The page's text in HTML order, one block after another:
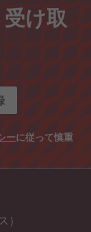
け取
ーに従って慎重